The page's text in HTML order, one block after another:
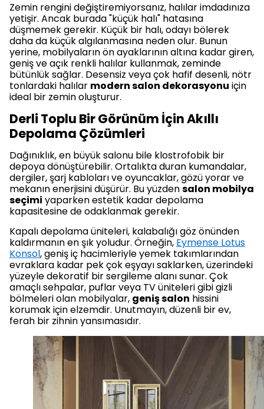
Zemin rengini değiştiremiyorsanız, halılar imdadınıza
yetişir. Ancak burada "küçük halı" hatasına
düşmemek gerekir. Küçük bir halı, odayı bölerek
daha da küçük algılanmasına neden olur. Bunun
yerine, mobilyaların ön ayaklarının altına kadar giren,
geniş ve açık renkli halılar kullanmak, zeminde
bütünlük sağlar. Desensiz veya çok hafif desenli, nötr
tonlardaki halılar modern salon dekorasyonu için
ideal bir zemin oluşturur.
Derli Toplu Bir Görünüm İçin Akıllı
Depolama Çözümleri
Dağınıklık, en büyük salonu bile klostrofobik bir
depoya dönüştürebilir. Ortalıkta duran kumandalar,
dergiler, şarj kabloları ve oyuncaklar, gözü yorar ve
mekanın enerjisini düşürür. Bu yüzdensalon mobilya
seçimi yaparken estetik kadar depolama
kapasitesine de odaklanmak gerekir.
Kapalı depolama üniteleri, kalabalığı göz önünden
kaldırmanın en şık yoludur. Örneğin, Eymense Lotus
Konsol, geniş iç hacimleriyle yemek takımlarından
evraklara kadar pek çok eşyayı saklarken, üzerindeki
yüzeyle dekoratif bir sergileme alanı sunar. Çok
amaçlı sehpalar, puflar veya TV üniteleri gibi gizli
bölmeleri olan mobilyalar, geniş salon hissini
korumak için elzemdir. Unutmayın, düzenli bir ev,
ferah bir zihnin yansımasıdır.